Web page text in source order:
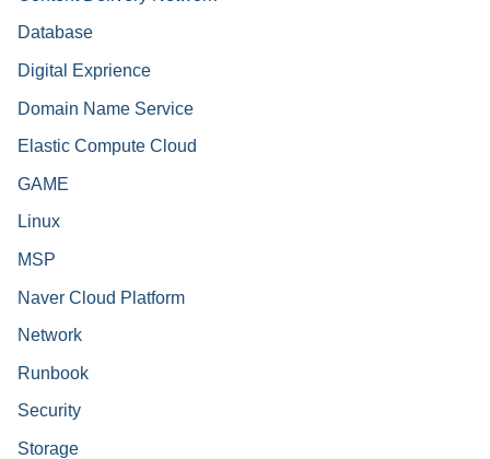
Database
Digital Exprience
Domain Name Service
Elastic Compute Cloud
GAME
Linux
MSP
Naver Cloud Platform
Network
Runbook
Security
Storage